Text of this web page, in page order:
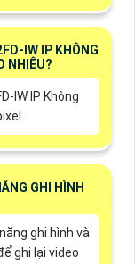
IW IP KHÔNG
NHIÊU?
IW IP Không
GHI HÌNH
ghi hình và
ghi lại video